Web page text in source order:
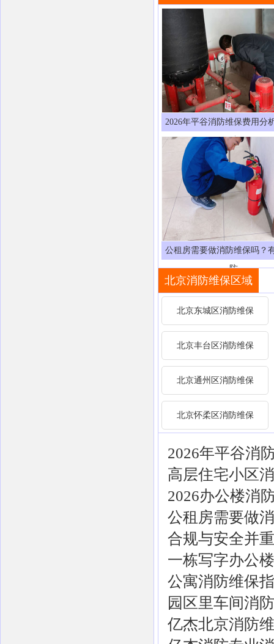
2026年平谷消防维保费用分
消
公租房需要做消防维保吗？
防
北京消防维保区域
北京东城区消防维保
北京丰台区消防维保
北京通州区消防维保
北京怀柔区消防维保
2026年平谷消
高层住宅小区
2026办公楼消
公租房需要做
合规与安全并
一栋写字办公
公寓消防维保
园区里车间消
亿杰北京消防